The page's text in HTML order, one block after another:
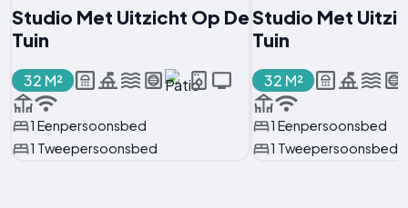
Studio Met Uitzicht Op De
Tuin
32 M²
1 Eenpersoonsbed
1 Tweepersoonsbed
Studio Met
Tuin
32 M²
1 Eenpersoonsbed
1 Tweepersoonsbed